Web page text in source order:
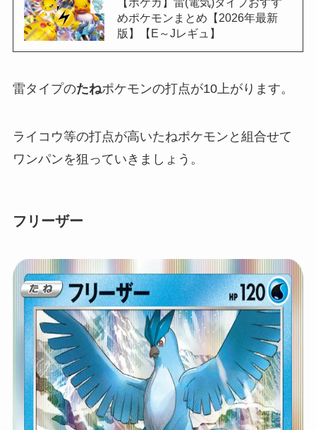
めポケモンまとめ【2026年最新
版】【E～Jレギュ】
雷タイプのたねポケモンの打点が10上がります。
ライコウ等の打点が高いたねポケモンと組合せて
ワンパンを狙っていきましょう。
フリーザー